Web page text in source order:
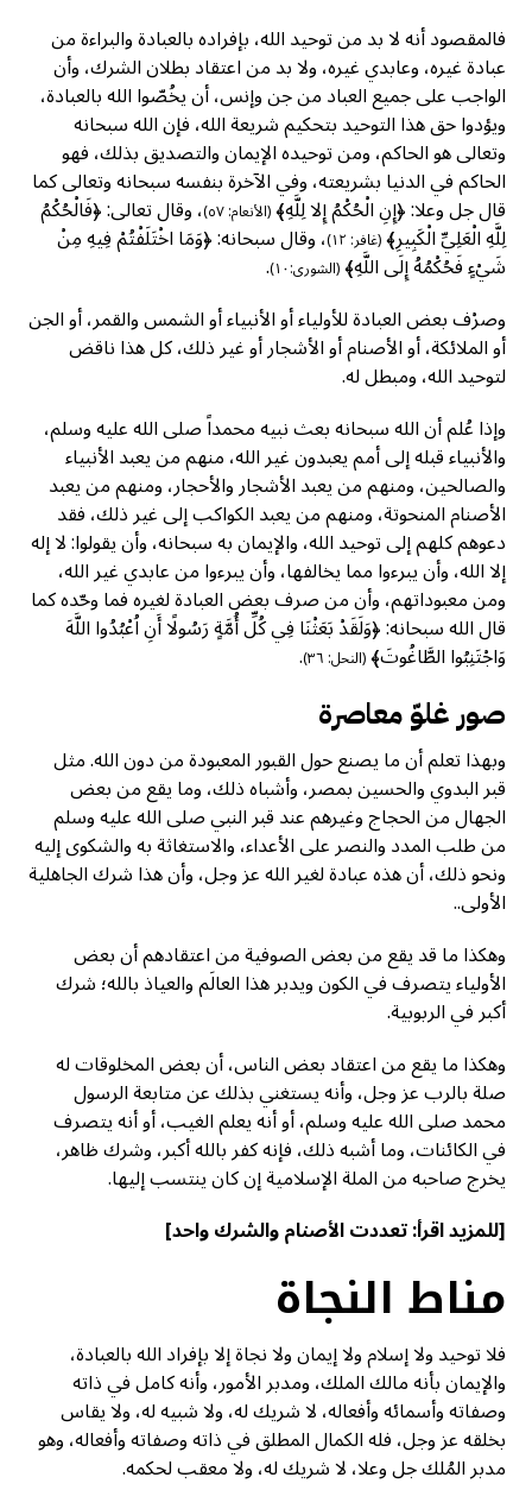
فالمقصود أنه لا بد من توحيد الله، بإفراده بالعبادة والبراءة من
عبادة غيره، وعابدي غيره، ولا بد من اعتقاد بطلان الشرك، وأن
الواجب على جميع العباد من جن وإنس، أن يخُصّوا الله بالعبادة،
ويؤدوا حق هذا التوحيد بتحكيم شريعة الله، فإن الله سبحانه
وتعالى هو الحاكم، ومن توحيده الإيمان والتصديق بذلك، فهو
الحاكم في الدنيا بشريعته، وفي الآخرة بنفسه سبحانه وتعالى كما
قال جل وعلا: ﴿إِنِ الْحُكْمُ إِلا لِلَّهِ﴾(الأنعام: ٥٧) ، وقال تعالى: ﴿فَالْحُكْمُ
لِلَّهِ الْعَلِيِّ الْكَبِيرِ﴾(غافر: ١٢) ، وقال سبحانه: ﴿وَمَا اخْتَلَفْتُمْ فِيهِ مِنْ
شَيْءٍ فَحُكْمُهُ إِلَى اللَّهِ﴾(الشورى:١٠)
.
وصرْف بعض العبادة للأولياء أو الأنبياء أو الشمس والقمر، أو الجن
أو الملائكة، أو الأصنام أو الأشجار أو غير ذلك، كل هذا ناقض
لتوحيد الله، ومبطل له.
وإذا عُلم أن الله سبحانه بعث نبيه محمداً صلى الله عليه وسلم،
والأنبياء قبله إلى أمم يعبدون غير الله، منهم من يعبد الأنبياء
والصالحين، ومنهم من يعبد الأشجار والأحجار، ومنهم من يعبد
الأصنام المنحوتة، ومنهم من يعبد الكواكب إلى غير ذلك، فقد
دعوهم كلهم إلى توحيد الله، والإيمان به سبحانه، وأن يقولوا: لا إله
إلا الله، وأن يبرءوا مما يخالفها، وأن يبرءوا من عابدي غير الله،
ومن معبوداتهم، وأن من صرف بعض العبادة لغيره فما وحّده كما
قال الله سبحانه: ﴿وَلَقَدْ بَعَثْنَا فِي كُلِّ أُمَّةٍ رَسُولًا أَنِ اُعْبُدُوا اللَّهَ
وَاجْتَنِبُوا الطَّاغُوتَ﴾(النحل: ٣٦) .
صور غلوّ معاصرة
وبهذا تعلم أن ما يصنع حول القبور المعبودة من دون الله. مثل
قبر البدوي والحسين بمصر، وأشباه ذلك، وما يقع من بعض
الجهال من الحجاج وغيرهم عند قبر النبي صلى الله عليه وسلم
من طلب المدد والنصر على الأعداء، والاستغاثة به والشكوى إليه
ونحو ذلك، أن هذه عبادة لغير الله عز وجل، وأن هذا شرك الجاهلية
الأولى..
وهكذا ما قد يقع من بعض الصوفية من اعتقادهم أن بعض
الأولياء يتصرف في الكون ويدبر هذا العالَم والعياذ بالله؛ شرك
أكبر في الربوبية.
وهكذا ما يقع من اعتقاد بعض الناس، أن بعض المخلوقات له
صلة بالرب عز وجل، وأنه يستغني بذلك عن متابعة الرسول
محمد صلى الله عليه وسلم، أو أنه يعلم الغيب، أو أنه يتصرف
في الكائنات، وما أشبه ذلك، فإنه كفر بالله أكبر، وشرك ظاهر،
يخرج صاحبه من الملة الإسلامية إن كان ينتسب إليها.
[للمزيد اقرأ:تعددت الأصنام والشرك واحد]
مناط النجاة
فلا توحيد ولا إسلام ولا إيمان ولا نجاة إلا بإفراد الله بالعبادة،
والإيمان بأنه مالك الملك، ومدبر الأمور، وأنه كامل في ذاته
وصفاته وأسمائه وأفعاله، لا شريك له، ولا شبيه له، ولا يقاس
بخلقه عز وجل، فله الكمال المطلق في ذاته وصفاته وأفعاله، وهو
مدبر المُلك جل وعلا، لا شريك له، ولا معقب لحكمه.